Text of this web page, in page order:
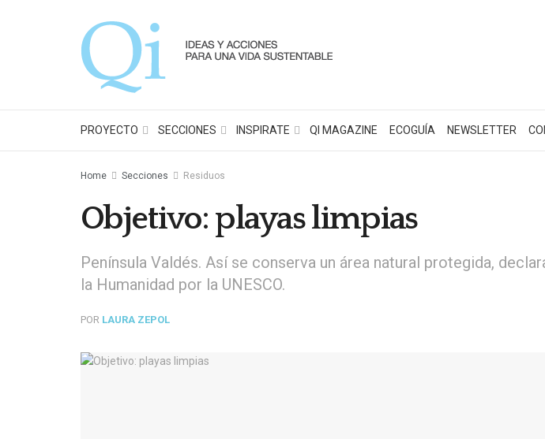
PROYECTO SECCIONES INSPIRATE QI MAGAZINE ECOGUÍA NEWSLETTER
Home Secciones Residuos
Objetivo: playas limpias
Península Valdés. Así se conserva un área natural protegida,
la Humanidad por la UNESCO.
POR LAURA ZEPOL